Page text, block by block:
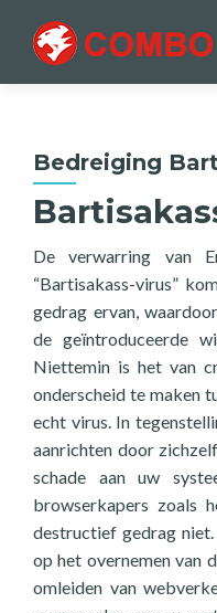
Bedreiging
De verwarring van
“Bartisakass-virus”
gedrag ervan,
de geïntroduceerde
Niettemin is het van
onderscheid te maken
echt virus. In
aanrichten door
schade aan uw
browserkapers zoals
destructief gedrag
op het overnemen van
omleiden van